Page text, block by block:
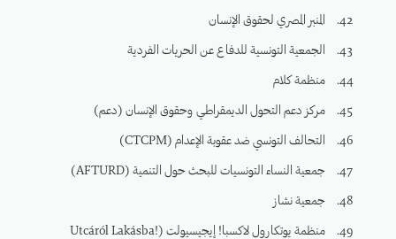
المنبر المصري لحقوق الإنسان
الجمعية التونسية للدفاع عن الحريات الفردية
منظمة كلام
مركز دعم التحول الديمقراطي وحقوق الإنسان (دعم)
التحالف التونسي ضد عقوبة الإعدام (CTCPM)
جمعية النساء التونسيات للبحث حول التنمية (AFTURD)
جمعية نشاز
منظمة يوتكارول لاكسبا! إيجيسيولت (Utcáról Lakásba!